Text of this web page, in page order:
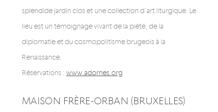
splendide jardin clos et une collection d’art liturgique. Le
lieu est un témoignage vivant de la piété, de la
diplomatie et du cosmopolitisme brugeois à la
Renaissance.
Réservations : www.adornes.org
MAISON FRÈRE-ORBAN (BRUXELLES)